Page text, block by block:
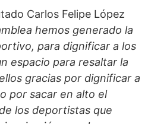
Carlos Felipe López
hemos generado la
para dignificar a los
espacio para resaltar la
gracias por dignificar a
por sacar en alto el
los deportistas que